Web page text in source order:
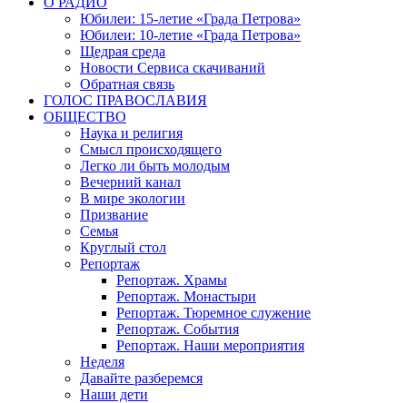
Юбилеи: 15-летие «Града Петрова»
Юбилеи: 10-летие «Града Петрова»
Щедрая среда
Новости Сервиса скачиваний
Обратная связь
ГОЛОС ПРАВОСЛАВИЯ
ОБЩЕСТВО
Наука и религия
Смысл происходящего
Легко ли быть молодым
Вечерний канал
В мире экологии
Призвание
Семья
Круглый стол
Репортаж
Репортаж. Храмы
Репортаж. Монастыри
Репортаж. Тюремное служение
Репортаж. События
Репортаж. Наши мероприятия
Неделя
Давайте разберемся
Наши дети